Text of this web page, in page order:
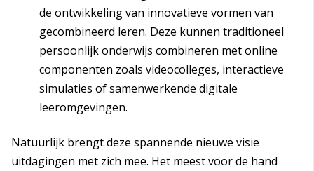
de ontwikkeling van innovatieve vormen van
gecombineerd leren. Deze kunnen traditioneel
persoonlijk onderwijs combineren met online
componenten zoals videocolleges, interactieve
simulaties of samenwerkende digitale
leeromgevingen.
Natuurlijk brengt deze spannende nieuwe visie
uitdagingen met zich mee. Het meest voor de hand